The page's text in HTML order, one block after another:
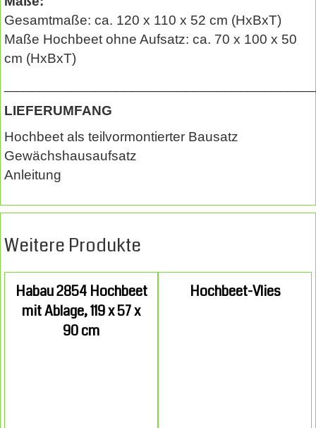
Gesamtmaße: ca. 120 x 110 x 52 cm (HxBxT)
Maße Hochbeet ohne Aufsatz: ca. 70 x 100 x 50
cm (HxBxT)
LIEFERUMFANG
Hochbeet als teilvormontierter Bausatz
Gewächshausaufsatz
Anleitung
Weitere Produkte
Habau 2854 Hochbeet
mit Ablage, 119 x 57 x
90 cm
Hochbeet-Vlies